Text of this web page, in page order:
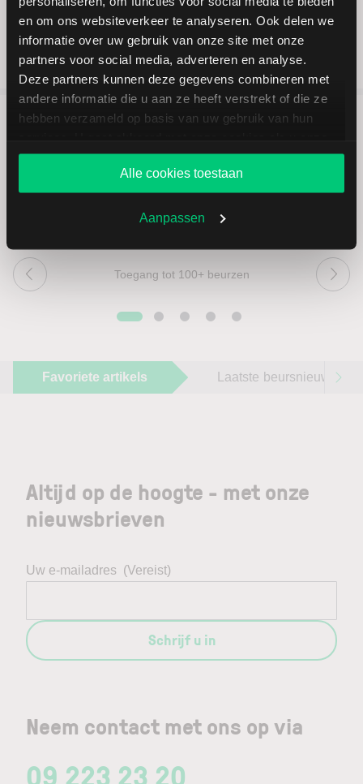
en om ons websiteverkeer te analyseren. Ook delen we
informatie over uw gebruik van onze site met onze
partners voor social media, adverteren en analyse.
Deze partners kunnen deze gegevens combineren met
andere informatie die u aan ze heeft verstrekt of die ze
hebben verzameld op basis van uw gebruik van hun
website blijft gebruiken.
Alle cookies toestaan
Aanpassen
5 redenen om via LYNX te
beleggen
Toegang tot 100+ beurzen
Favoriete artikels Laatste beursnieuws
Neem contact met ons op via
09 223 23 20
Altijd op de hoogte - met onze
nieuwsbrieven
Uw e-mailadres (Vereist)
Schrijf u in